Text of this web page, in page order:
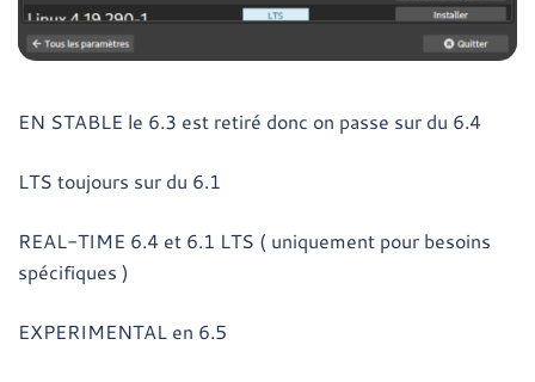
EN STABLE le 6.3 est retiré donc on passe sur du 6.4
LTS toujours sur du 6.1
REAL-TIME 6.4 et 6.1 LTS ( uniquement pour besoins
spécifiques )
EXPERIMENTAL en 6.5